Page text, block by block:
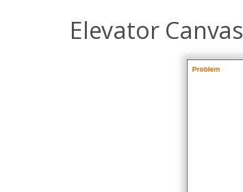
Elevator Canvas